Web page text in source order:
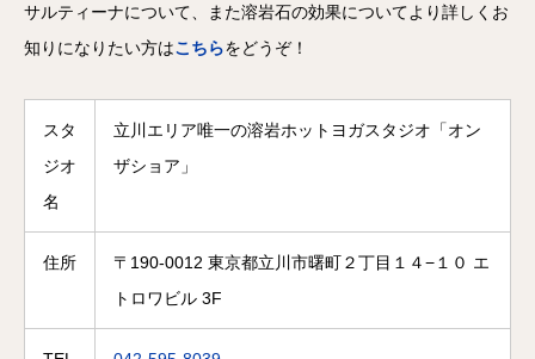
サルティーナについて、また溶岩石の効果についてより詳しくお
知りになりたい方はこちらをどうぞ！
スタ
ジオ
名
立川エリア唯一の溶岩ホットヨガスタジオ「オン
ザショア」
住所
〒190-0012 東京都立川市曙町２丁目１４−１０ エ
トロワビル 3F